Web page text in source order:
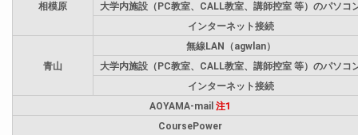
相模原
大学内施設（PC教室、CALL教室、講師控室 等）のパソコ
インターネット接続
青山
無線LAN（agwlan）
大学内施設（PC教室、CALL教室、講師控室 等）のパソコ
インターネット接続
AOYAMA-mail 注1
CoursePower